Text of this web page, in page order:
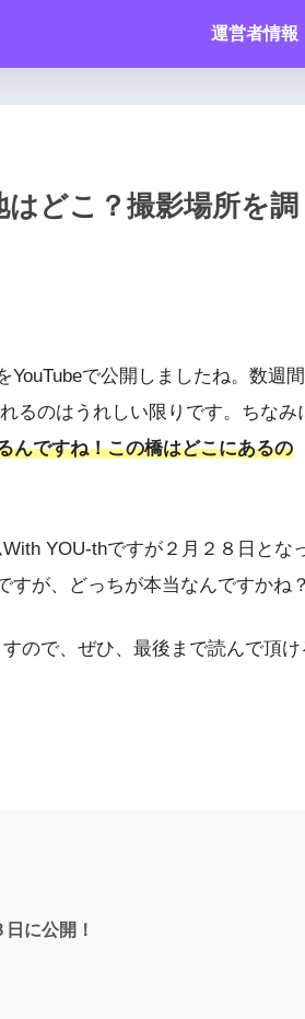
運営者情報
どこ？撮影場所を調
で公開しましたね。数週
るのはうれしい限りです。ちなみ
んですね！この橋はどこにあるの
YOU-thですが２月２８日とな
すが、どっちが本当なんですかね？
ので、ぜひ、最後まで読んで頂け
に公開！